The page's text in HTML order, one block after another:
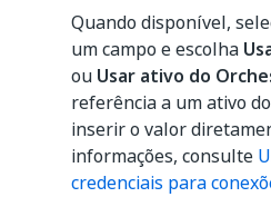
Quando disponível,
um campo e escolha
ou Usar ativo do
referência a um ativo
inserir o valor
informações, consulte
credenciais para